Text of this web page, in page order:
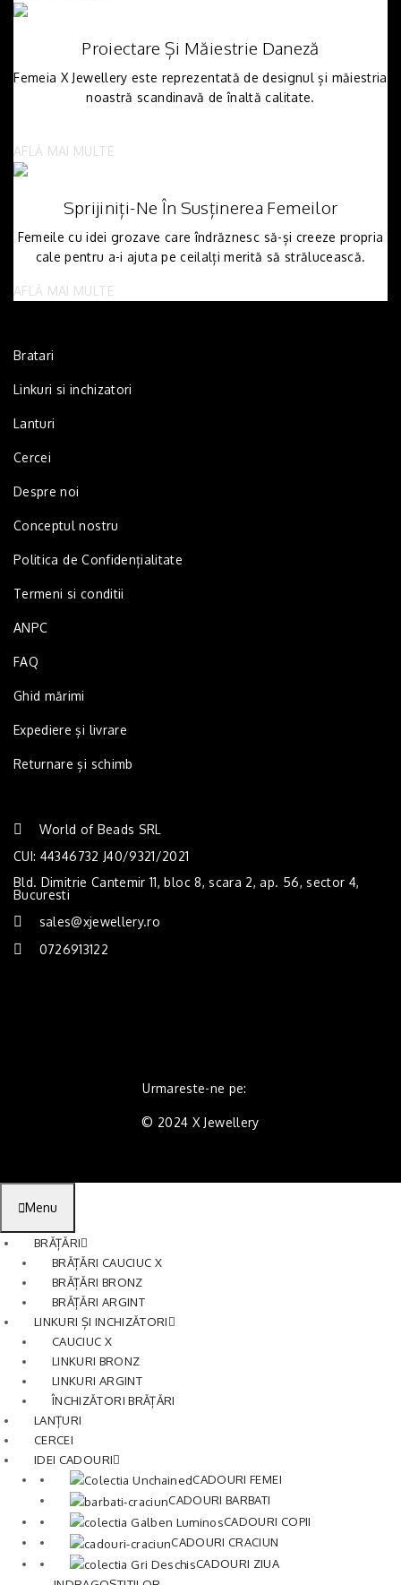
Proiectare Și Măiestrie Daneză
Femeia X Jewellery este reprezentată de designul și măiestria
noastră scandinavă de înaltă calitate.
AFLĂ MAI MULTE
Sprijiniți-Ne În Susținerea Femeilor
Femeile cu idei grozave care îndrăznesc să-și creeze propria
cale pentru a-i ajuta pe ceilalți merită să strălucească.
AFLĂ MAI MULTE
Bratari
Linkuri si inchizatori
Lanturi
Cercei
Despre noi
Conceptul nostru
Politica de Confidențialitate
Termeni si conditii
ANPC
FAQ
Ghid mărimi
Expediere și livrare
Returnare și schimb
World of Beads SRL
CUI: 44346732 J40/9321/2021
Bld. Dimitrie Cantemir 11, bloc 8, scara 2, ap. 56, sector 4,
Bucuresti
sales@xjewellery.ro
0726913122
Urmareste-ne pe:
© 2024 X Jewellery
Menu
BRĂȚĂRI
BRĂȚĂRI CAUCIUC X
BRĂȚĂRI BRONZ
BRĂȚĂRI ARGINT
LINKURI ȘI INCHIZĂTORI
CAUCIUC X
LINKURI BRONZ
LINKURI ARGINT
ÎNCHIZĂTORI BRĂȚĂRI
LANȚURI
CERCEI
IDEI CADOURI
CADOURI FEMEI
CADOURI BARBATI
CADOURI COPII
CADOURI CRACIUN
CADOURI ZIUA